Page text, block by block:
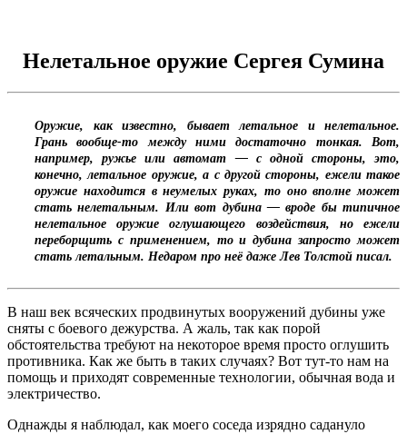
Нелетальное оружие Сергея Сумина
Оружие, как известно, бывает летальное и нелетальное.
Грань вообще-то между ними достаточно тонкая. Вот,
например, ружье или автомат — с одной стороны, это,
конечно, летальное оружие, а с другой стороны, ежели такое
оружие находится в неумелых руках, то оно вполне может
стать нелетальным. Или вот дубина — вроде бы типичное
нелетальное оружие оглушающего воздействия, но ежели
переборщить с применением, то и дубина запросто может
стать летальным. Недаром про неё даже Лев Толстой писал.
В наш век всяческих продвинутых вооружений дубины уже
сняты с боевого дежурства. А жаль, так как порой
обстоятельства требуют на некоторое время просто оглушить
противника. Как же быть в таких случаях? Вот тут-то нам на
помощь и приходят современные технологии, обычная вода и
электричество.
Однажды я наблюдал, как моего соседа изрядно садануло